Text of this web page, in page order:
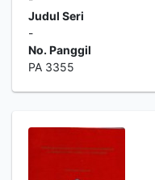
Judul Seri
-
No. Panggil
PA 3355